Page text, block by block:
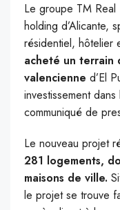
Le groupe TM Real
holding d’Alicante,
résidentiel, hôtelier
acheté un terrain
valencienne d’El
investissement
communiqué de
Le nouveau projet
281 logements,
maisons de ville.
le projet se trouve